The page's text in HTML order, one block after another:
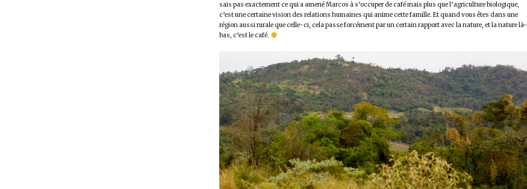
sais pas exactement ce qui a amené Marcos à s’occuper de café mais plus que l’agriculture biologique,
c’est une certaine vision des relations humaines qui anime cette famille. Et quand vous êtes dans une
région aussi rurale que celle-ci, cela passe forcément par un certain rapport avec la nature, et la nature là-
bas, c’est le café.